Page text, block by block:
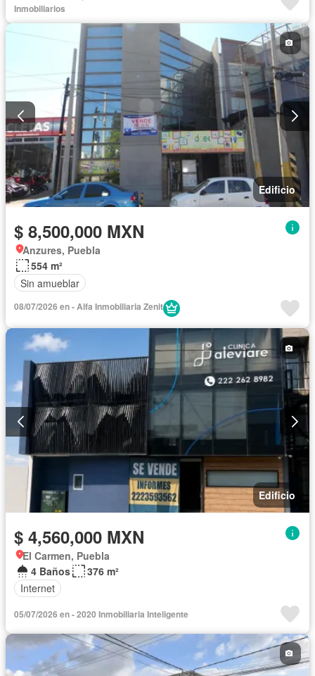
Inmobiliarios
Edificio
$ 8,500,000 MXN
Anzures, Puebla
554 m²
Sin amueblar
08/07/2026 en - Alfa Inmobiliaria Zenit
Edificio
$ 4,560,000 MXN
El Carmen, Puebla
4 Baños
376 m²
Internet
05/07/2026 en - 2020 Inmobiliaria Inteligente